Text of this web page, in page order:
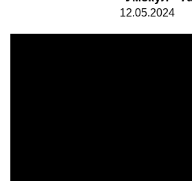
12.05.2024